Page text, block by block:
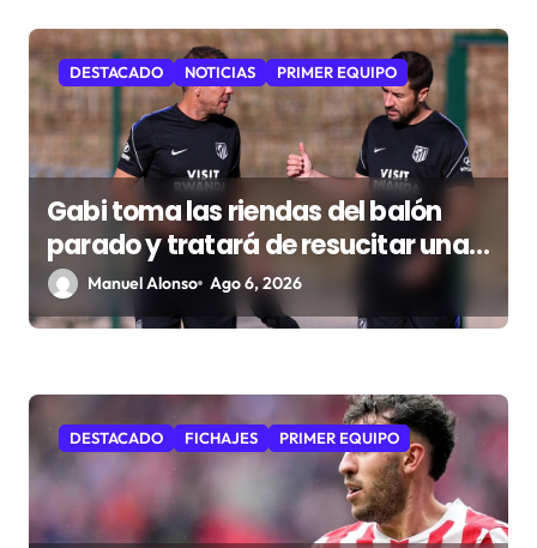
DESTACADO NOTICIAS PRIMER EQUIPO
Gabi toma las riendas del balón
parado y tratará de resucitar una
faceta que Simeone desea
recuperar
Manuel Alonso Ago 6, 2026
DESTACADO FICHAJES PRIMER EQUIPO